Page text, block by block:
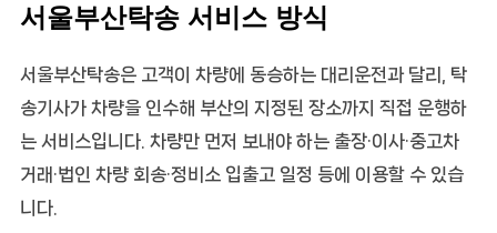
서울부산탁송 서비스 방식
서울부산탁송은 고객이 차량에 동승하는 대리운전과 달리, 탁
송기사가 차량을 인수해 부산의 지정된 장소까지 직접 운행하
는 서비스입니다. 차량만 먼저 보내야 하는 출장·이사·중고차
거래·법인 차량 회송·정비소 입출고 일정 등에 이용할 수 있습
니다.